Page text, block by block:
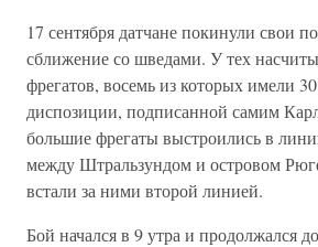
17 сентября датчане покинули свои
сближение со шведами. У тех
фрегатов, восемь из которых имели
диспозиции, подписанной самим
большие фрегаты выстроились в
между Штральзундом и островом
встали за ними второй линией.
Бой начался в 9 утра и продолжался